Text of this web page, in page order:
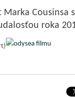
Marka Cousinsa
roka